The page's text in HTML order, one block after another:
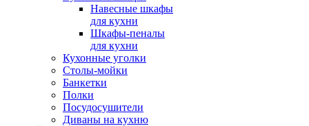
Навесные шкафы
для кухни
Шкафы-пеналы
для кухни
Кухонные уголки
Столы-мойки
Банкетки
Полки
Посудосушители
Диваны на кухню